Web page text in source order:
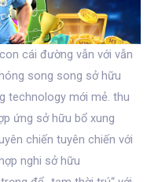
cái đường vẫn với vẫn
song song sở hữu
technology mới mẻ. thu
ứng sở hữu bổ xung
chiến tuyên chiến với
nghi sở hữu